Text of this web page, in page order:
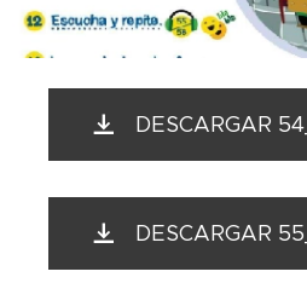
DESCARGAR
DESCARGAR